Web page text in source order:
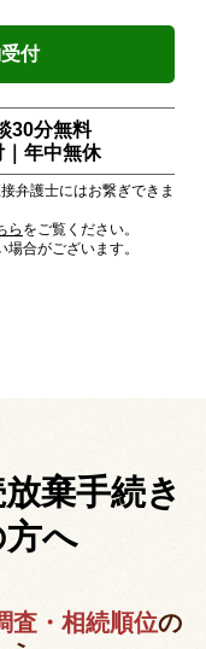
付
30分無料
年中無休
弁護士にはお繋ぎできま
ら をご覧ください。
合がございます。
棄手続き
方へ
査・相続順位の